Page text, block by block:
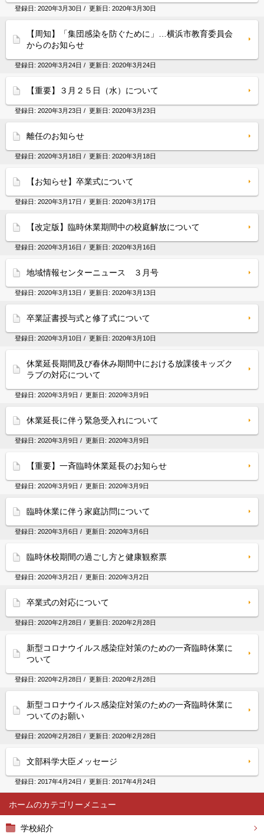
ホーム
学校紹介
登録日: 2020年3月30日 / 更新日: 2020年3月30日
【周知】「集団感染を防ぐために」…横浜市教育委員会
からのお知らせ
登録日: 2020年3月24日 / 更新日: 2020年3月24日
【重要】３月２５日（水）について
登録日: 2020年3月23日 / 更新日: 2020年3月23日
離任のお知らせ
登録日: 2020年3月18日 / 更新日: 2020年3月18日
【お知らせ】卒業式について
登録日: 2020年3月17日 / 更新日: 2020年3月17日
【改定版】臨時休業期間中の校庭解放について
登録日: 2020年3月16日 / 更新日: 2020年3月16日
地域情報センターニュース ３月号
登録日: 2020年3月13日 / 更新日: 2020年3月13日
卒業証書授与式と修了式について
登録日: 2020年3月10日 / 更新日: 2020年3月10日
休業延長期間及び春休み期間中における放課後キッズク
ラブの対応について
登録日: 2020年3月9日 / 更新日: 2020年3月9日
休業延長に伴う緊急受入れについて
登録日: 2020年3月9日 / 更新日: 2020年3月9日
【重要】一斉臨時休業延長のお知らせ
登録日: 2020年3月9日 / 更新日: 2020年3月9日
臨時休業に伴う家庭訪問について
登録日: 2020年3月6日 / 更新日: 2020年3月6日
臨時休校期間の過ごし方と健康観察票
登録日: 2020年3月2日 / 更新日: 2020年3月2日
卒業式の対応について
登録日: 2020年2月28日 / 更新日: 2020年2月28日
新型コロナウイルス感染症対策のための一斉臨時休業に
ついて
登録日: 2020年2月28日 / 更新日: 2020年2月28日
新型コロナウイルス感染症対策のための一斉臨時休業に
ついてのお願い
登録日: 2020年2月28日 / 更新日: 2020年2月28日
文部科学大臣メッセージ
登録日: 2017年4月24日 / 更新日: 2017年4月24日